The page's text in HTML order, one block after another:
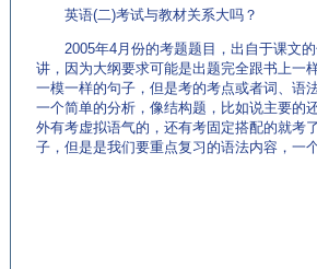
英语(二)考试与教材关系大吗？
2005年4月份的考题题目，出自于课文的
讲，因为大纲要求可能是出题完全跟书上一
一模一样的句子，但是考的考点或者词、语
一个简单的分析，像结构题，比如说主要的
外有考虚拟语气的，还有考固定搭配的就考
子，但是是我们要重点复习的语法内容，一